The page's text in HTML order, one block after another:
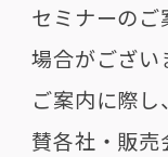
セミナーの
場合がござい
ご案内に際
賛各社・販